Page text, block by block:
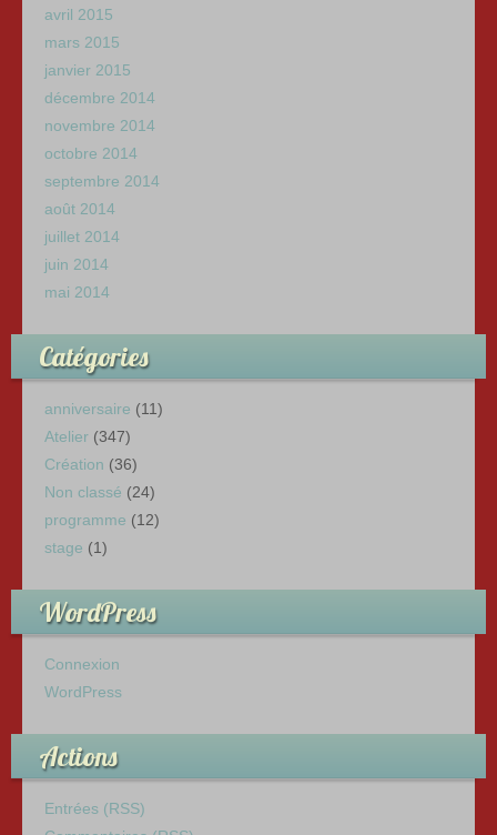
avril 2015
mars 2015
janvier 2015
décembre 2014
novembre 2014
octobre 2014
septembre 2014
août 2014
juillet 2014
juin 2014
mai 2014
Catégories
anniversaire (11)
Atelier (347)
Création (36)
Non classé (24)
programme (12)
stage (1)
WordPress
Connexion
WordPress
Actions
Entrées (RSS)